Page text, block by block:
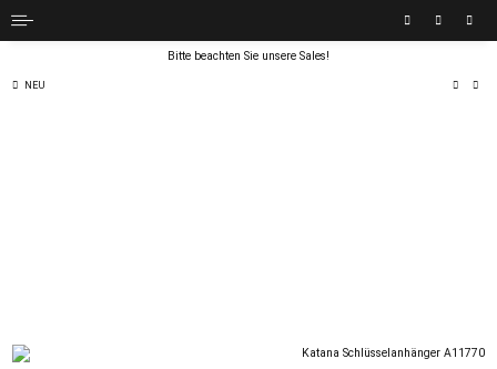
Bitte beachten Sie unsere Sales!
NEU